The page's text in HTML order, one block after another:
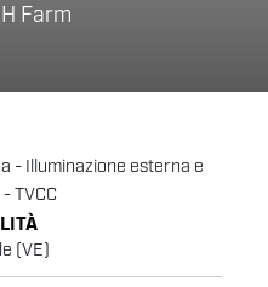
Farm
- Illuminazione esterna e
TVCC
(VE)